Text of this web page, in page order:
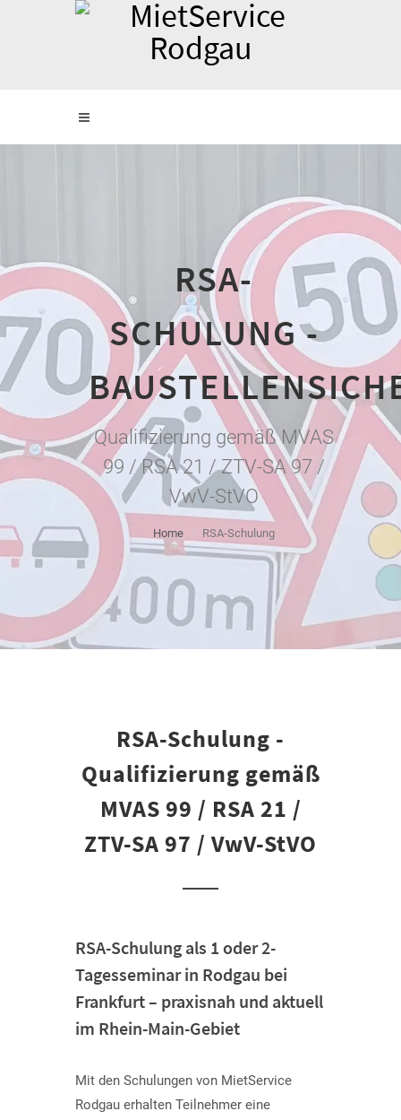
RSA-
SCHULUNG -
Qualifizierung gemäß MVAS
99 / RSA 21 / ZTV-SA 97 /
VwV-StVO
Home RSA-Schulung
RSA-Schulung -
Qualifizierung gemäß
MVAS 99 / RSA 21 /
ZTV-SA 97 / VwV-StVO
RSA-Schulung als 1 oder 2-
Tagesseminar in Rodgau bei
Frankfurt – praxisnah und aktuell
im Rhein-Main-Gebiet
Mit den Schulungen von MietService
Rodgau erhalten Teilnehmer eine